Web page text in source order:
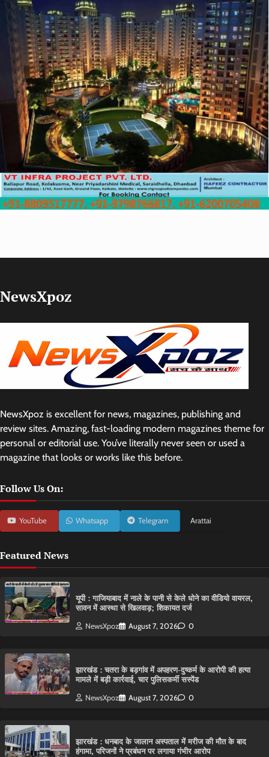
NewsXpoz
NewsXpoz is excellent for news, magazines, publishing and
review sites. Amazing, fast-loading modern magazines theme for
personal or editorial use. You’ve literally never seen or used a
magazine that looks or works like this before.
Follow Us On:
YouTube Whatsapp Telegram Arattai
Featured News
यूपी : गाजियाबाद में नाले के पानी से केले धोने का वीडियो वायरल,
सावन में आस्था से खिलवाड़; शिकायत दर्ज
NewsXpoz August 7, 2026 0
झारखंड : चतरा के बड़गांव में अपहरण-दुष्कर्म के आरोपी की हत्या
मामले में बड़ी कार्रवाई, चार पुलिसकर्मी सस्पेंड
NewsXpoz August 7, 2026 0
झारखंड : धनबाद के जालान अस्पताल में मरीज की मौत के बाद
हंगामा, परिजनों ने प्रबंधन पर लगाया गंभीर आरोप